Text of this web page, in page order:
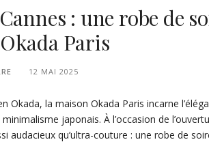
: une robe de
Paris
12 MAI 2025
Okada, la maison Okada Paris incarne
japonais. À l’occasion de
audacieux qu’ultra-couture : une robe de